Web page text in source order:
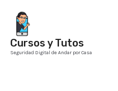
contenido
Cursos y Tutos
Seguridad Digital de Andar por Casa